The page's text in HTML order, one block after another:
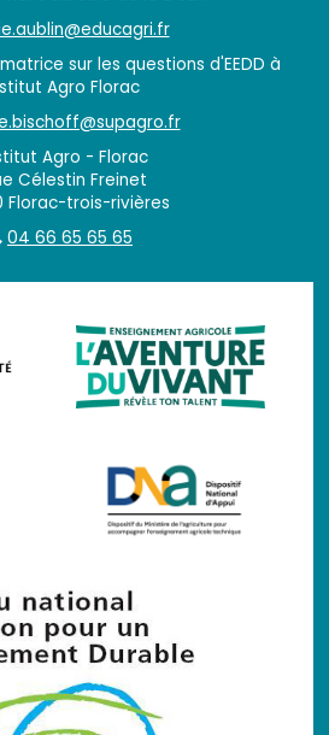
sur les questions d'EEDD à
Agro Florac
Agro - Florac
Célestin Freinet
Florac-trois-rivières
04 66 65 65 65